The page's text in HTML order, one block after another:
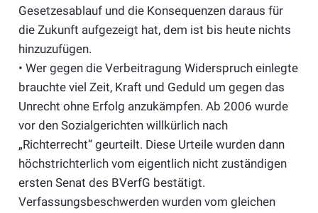
Gesetzesablauf und die Konsequenzen daraus für
die Zukunft aufgezeigt hat, dem ist bis heute nichts
hinzuzufügen.
• Wer gegen die Verbeitragung Widerspruch einlegte
brauchte viel Zeit, Kraft und Geduld um gegen das
Unrecht ohne Erfolg anzukämpfen. Ab 2006 wurde
vor den Sozialgerichten willkürlich nach
„Richterrecht“ geurteilt. Diese Urteile wurden dann
höchstrichterlich vom eigentlich nicht zuständigen
ersten Senat des BVerfG bestätigt.
Verfassungsbeschwerden wurden vom gleichen